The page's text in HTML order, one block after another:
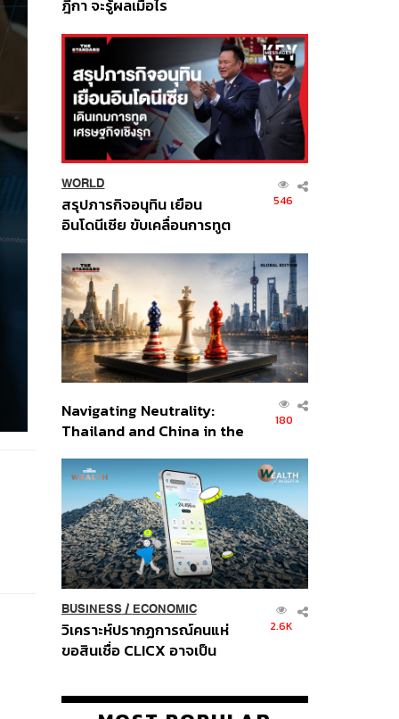
ฎีกา จะรู้ผลเมื่อไร
WORLD
สรุปภารกิจอนุทิน เยือน
อินโดนีเซีย ขับเคลื่อนการทูต
ส่วนยุทธศาสตร์ไทย –
อินโดนีเซีย
546
Navigating Neutrality:
Thailand and China in the
Order
180
BUSINESS/ ECONOMIC
วิเคราะห์ปรากฏการณ์คนแห่
ขอสินเชื่อ CLICX อาจเป็น
ปัญหาหนี้ครัวเรือนไทยที่ถูกซุก
2.6K